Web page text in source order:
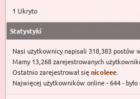
1 Ukryto
Statystyki
Nasi użytkownicy napisali 318,383 postów
Mamy 13,268 zarejestrowanych
Ostatnio zarejestrował sięnicoleee
Najwięcej użytkowników online - 644 - było